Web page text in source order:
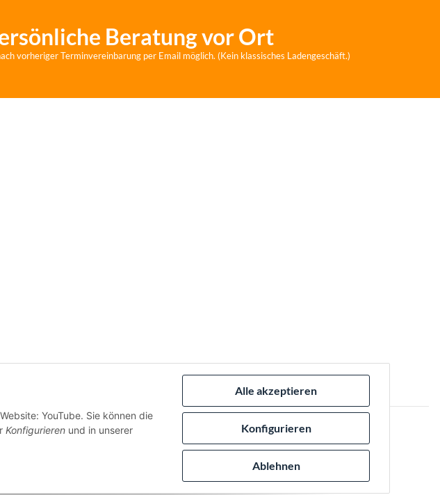
Alle akzeptieren
Konfigurieren
Ablehnen
YouTube. Sie können die
Konfigurieren und in unserer
Beratung vor Ort
vorheriger Terminvereinbarung per Email möglich. (Kein klassisches Ladengeschäft.)
Wir versenden via: